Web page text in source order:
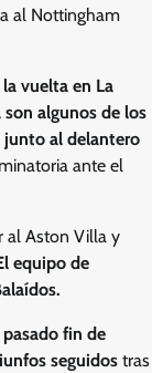
al Nottingham
vuelta en La
algunos de los
junto al delantero
ante el
al Aston Villa y
equipo de
fin de
seguidos tras